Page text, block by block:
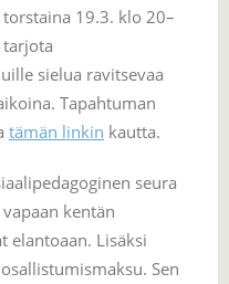
19.3. klo 20–
sielua ravitsevaa
Tapahtuman
tämän linkin kautta.
seura
kentän
elantoaan. Lisäksi
Sen